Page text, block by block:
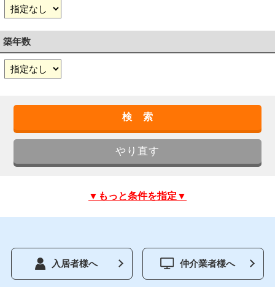
築年数
▼もっと条件を指定▼
入居者様へ 仲介業者様へ